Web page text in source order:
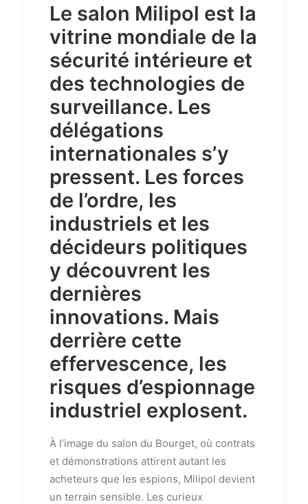
Le salon Milipol est la
vitrine mondiale de la
sécurité intérieure et
des technologies de
surveillance. Les
délégations
internationales s’y
pressent. Les forces
de l’ordre, les
industriels et les
décideurs politiques
y découvrent les
dernières
innovations. Mais
derrière cette
effervescence, les
risques d’espionnage
industriel explosent.
À l’image du salon du Bourget, où contrats
et démonstrations attirent autant les
acheteurs que les espions, Milipol devient
un terrain sensible. Les curieux